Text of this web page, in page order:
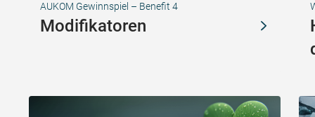
AUKOM Gewinnspiel – Benefit 4
Modifikatoren